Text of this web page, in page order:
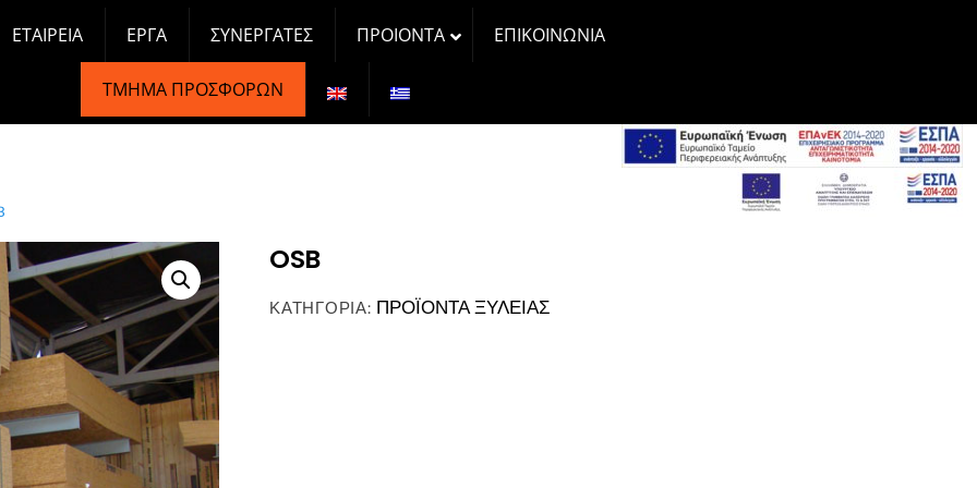
ΕΤΑΙΡΕΊΑ ΈΡΓΑ ΣΥΝΕΡΓΆΤΕΣ ΠΡΟΙΟΝΤΑ ΕΠΙΚΟΙΝΩΝΊΑ
ΤΜΉΜΑ ΠΡΟΣΦΟΡΏΝ
OSB
ΚΑΤΗΓΟΡΊΑ: ΠΡΟΪΟΝΤΑ ΞΥΛΕΙΑΣ